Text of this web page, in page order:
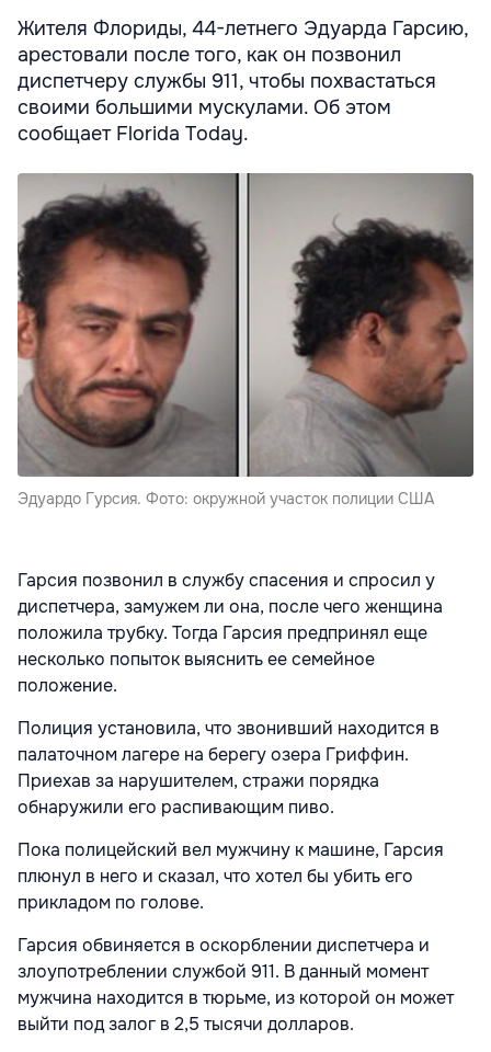
Жителя Флориды, 44-летнего Эдуарда Гарсию,
арестовали после того, как он позвонил
диспетчеру службы 911, чтобы похвастаться
своими большими мускулами. Об этом
сообщает Florida Today.
Эдуардо Гурсия. Фото: окружной участок полиции США
Гарсия позвонил в службу спасения и спросил у
диспетчера, замужем ли она, после чего женщина
положила трубку. Тогда Гарсия предпринял еще
несколько попыток выяснить ее семейное
положение.
Полиция установила, что звонивший находится в
палаточном лагере на берегу озера Гриффин.
Приехав за нарушителем, стражи порядка
обнаружили его распивающим пиво.
Пока полицейский вел мужчину к машине, Гарсия
плюнул в него и сказал, что хотел бы убить его
прикладом по голове.
Гарсия обвиняется в оскорблении диспетчера и
злоупотреблении службой 911. В данный момент
мужчина находится в тюрьме, из которой он может
выйти под залог в 2,5 тысячи долларов.